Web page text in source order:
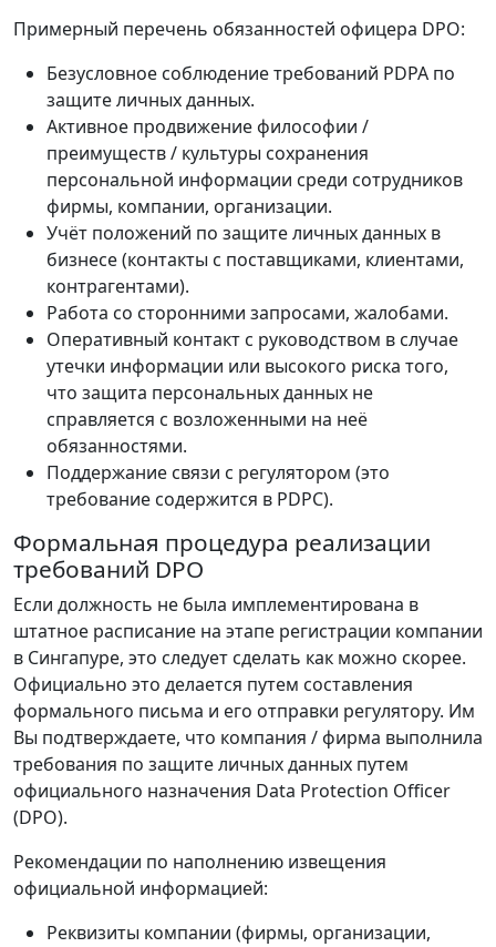
Примерный перечень обязанностей офицера DPO:
Безусловное соблюдение требований PDPA по
защите личных данных.
Активное продвижение философии /
преимуществ / культуры сохранения
персональной информации среди сотрудников
фирмы, компании, организации.
Учёт положений по защите личных данных в
бизнесе (контакты с поставщиками, клиентами,
контрагентами).
Работа со сторонними запросами, жалобами.
Оперативный контакт с руководством в случае
утечки информации или высокого риска того,
что защита персональных данных не
справляется с возложенными на неё
обязанностями.
Поддержание связи с регулятором (это
требование содержится в PDPC).
Формальная процедура реализации
требований DPO
Если должность не была имплементирована в
штатное расписание на этапе регистрации компании
в Сингапуре, это следует сделать как можно скорее.
Официально это делается путем составления
формального письма и его отправки регулятору. Им
Вы подтверждаете, что компания / фирма выполнила
требования по защите личных данных путем
официального назначения Data Protection Officer
(DPO).
Рекомендации по наполнению извещения
официальной информацией:
Реквизиты компании (фирмы, организации,